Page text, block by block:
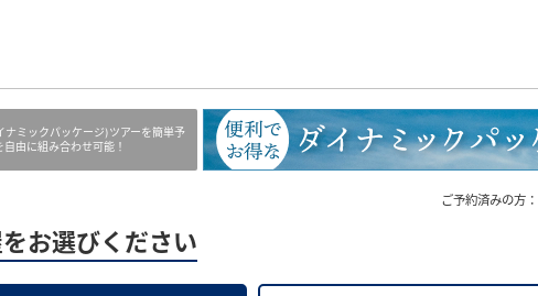
ミックパッケージ)ツアーを簡単予
由に組み合わせ可能！
ご予約済みの方：
お選びください